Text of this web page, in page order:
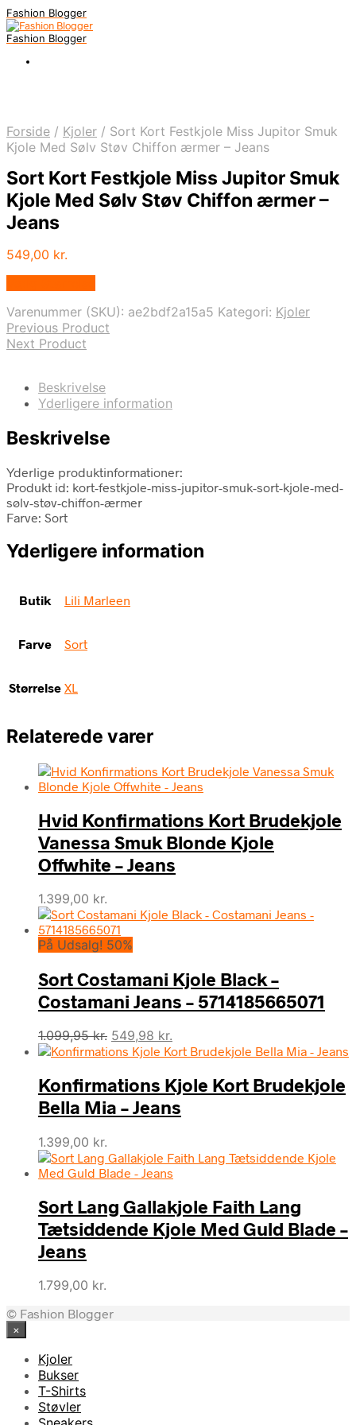
Fashion Blogger
Fashion Blogger
Forside / Kjoler / Sort Kort Festkjole Miss Jupitor Smuk
Kjole Med Sølv Støv Chiffon ærmer – Jeans
Sort Kort Festkjole Miss Jupitor Smuk
Kjole Med Sølv Støv Chiffon ærmer –
Jeans
549,00 kr.
Varenummer (SKU): ae2bdf2a15a5 Kategori: Kjoler
Previous Product
Next Product
Beskrivelse
Yderligere information
Beskrivelse
Yderlige produktinformationer:
Produkt id: kort-festkjole-miss-jupitor-smuk-sort-kjole-med-
sølv-støv-chiffon-ærmer
Farve: Sort
Yderligere information
Butik Lili Marleen
Farve Sort
Størrelse XL
Relaterede varer
Hvid Konfirmations Kort Brudekjole
Vanessa Smuk Blonde Kjole
Offwhite – Jeans
1.399,00 kr.
På Udsalg! 50%
Sort Costamani Kjole Black –
Costamani Jeans – 5714185665071
1.099,95kr. Den
oprindelige
var:
1.099,95 kr..
549,98 kr.
aktuelle
er:
549,98 kr..
Konfirmations Kjole Kort Brudekjole
Bella Mia – Jeans
1.399,00 kr.
Sort Lang Gallakjole Faith Lang
Tætsiddende Kjole Med Guld Blade –
Jeans
1.799,00 kr.
© Fashion Blogger
×
Kjoler
Bukser
T-Shirts
Støvler